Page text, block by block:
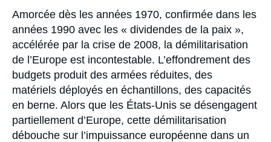
Accroche
Amorcée dès les années 1970, confirmée dans les
années 1990 avec les « dividendes de la paix »,
accélérée par la crise de 2008, la démilitarisation
de l’Europe est incontestable. L’effondrement des
budgets produit des armées réduites, des
matériels déployés en échantillons, des capacités
en berne. Alors que les États-Unis se désengagent
partiellement d’Europe, cette démilitarisation
débouche sur l’impuissance européenne dans un